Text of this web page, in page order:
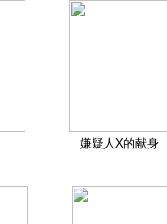
嫌疑人X的献身